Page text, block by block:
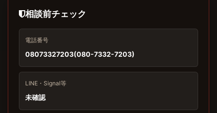
相談前チェック
電話番号
08073327203(080-7332-7203)
LINE・Signal等
未確認